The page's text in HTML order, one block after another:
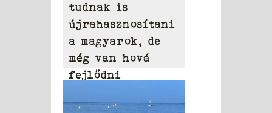
tudnak is
újrahasznosítani
a magyarok, de
még van hová
fejlődni